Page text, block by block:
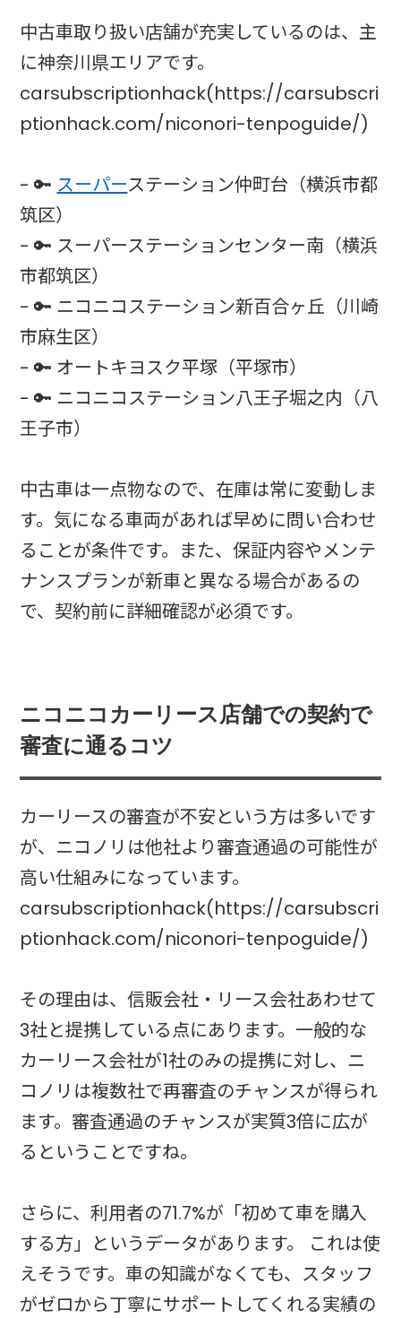
中古車取り扱い店舗が充実しているのは、主
に神奈川県エリアです。
carsubscriptionhack(https://carsubscri
ptionhack.com/niconori-tenpoguide/)
- 🔑 スーパーステーション仲町台（横浜市都
筑区）
- 🔑 スーパーステーションセンター南（横浜
市都筑区）
- 🔑 ニコニコステーション新百合ヶ丘（川崎
市麻生区）
- 🔑 オートキヨスク平塚（平塚市）
- 🔑 ニコニコステーション八王子堀之内（八
王子市）
中古車は一点物なので、在庫は常に変動しま
す。気になる車両があれば早めに問い合わせ
ることが条件です。また、保証内容やメンテ
ナンスプランが新車と異なる場合があるの
で、契約前に詳細確認が必須です。
ニコニコカーリース店舗での契約で
審査に通るコツ
カーリースの審査が不安という方は多いです
が、ニコノリは他社より審査通過の可能性が
高い仕組みになっています。
carsubscriptionhack(https://carsubscri
ptionhack.com/niconori-tenpoguide/)
その理由は、信販会社・リース会社あわせて
3社と提携している点にあります。一般的な
カーリース会社が1社のみの提携に対し、ニ
コノリは複数社で再審査のチャンスが得られ
ます。審査通過のチャンスが実質3倍に広が
るということですね。
さらに、利用者の71.7%が「初めて車を購入
する方」というデータがあります。 これは使
えそうです。車の知識がなくても、スタッフ
がゼロから丁寧にサポートしてくれる実績の